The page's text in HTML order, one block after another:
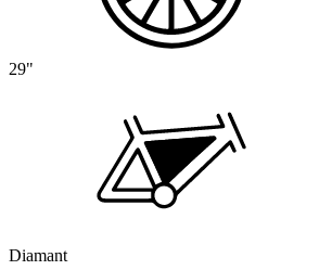
29"
Diamant